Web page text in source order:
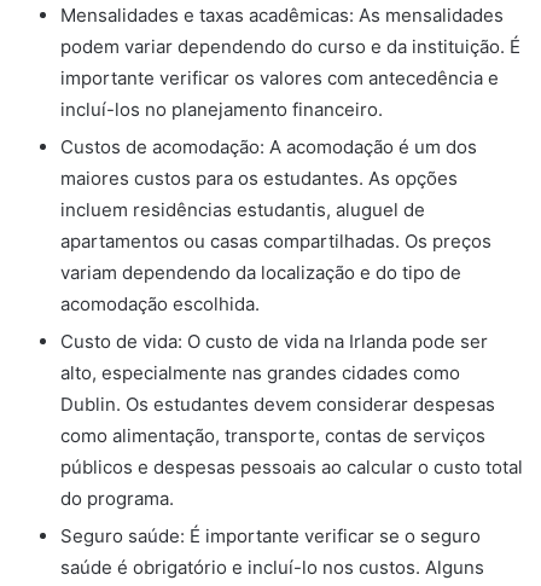
Mensalidades e taxas acadêmicas: As mensalidades
podem variar dependendo do curso e da instituição. É
importante verificar os valores com antecedência e
incluí-los no planejamento financeiro.
Custos de acomodação: A acomodação é um dos
maiores custos para os estudantes. As opções
incluem residências estudantis, aluguel de
apartamentos ou casas compartilhadas. Os preços
variam dependendo da localização e do tipo de
acomodação escolhida.
Custo de vida: O custo de vida na Irlanda pode ser
alto, especialmente nas grandes cidades como
Dublin. Os estudantes devem considerar despesas
como alimentação, transporte, contas de serviços
públicos e despesas pessoais ao calcular o custo total
do programa.
Seguro saúde: É importante verificar se o seguro
saúde é obrigatório e incluí-lo nos custos. Alguns